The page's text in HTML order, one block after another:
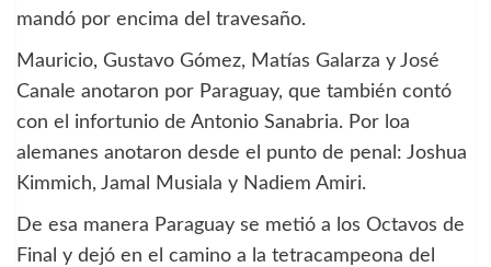
mandó por encima del travesaño.
Mauricio, Gustavo Gómez, Matías Galarza y José
Canale anotaron por Paraguay, que también contó
con el infortunio de Antonio Sanabria. Por loa
alemanes anotaron desde el punto de penal: Joshua
Kimmich, Jamal Musiala y Nadiem Amiri.
De esa manera Paraguay se metió a los Octavos de
Final y dejó en el camino a la tetracampeona del